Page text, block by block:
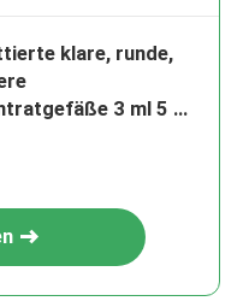
klare, runde,
3 ml 5 ml